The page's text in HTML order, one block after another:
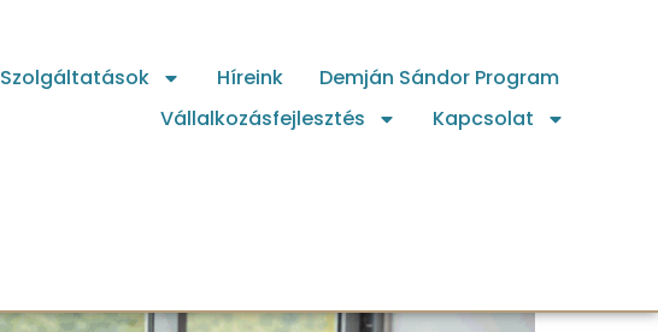
Szolgáltatások Híreink
Demján Sándor Program
Vállalkozásfejlesztés
Kapcsolat